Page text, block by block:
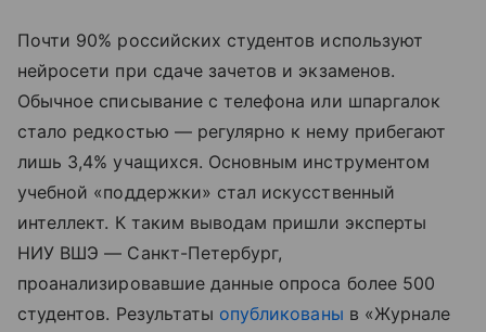
Почти 90% российских студентов используют
нейросети при сдаче зачетов и экзаменов.
Обычное списывание с телефона или шпаргалок
стало редкостью — регулярно к нему прибегают
лишь 3,4% учащихся. Основным инструментом
учебной «поддержки» стал искусственный
интеллект. К таким выводам пришли эксперты
НИУ ВШЭ — Санкт-Петербург,
проанализировавшие данные опроса более 500
студентов. Результаты опубликованы в «Журнале